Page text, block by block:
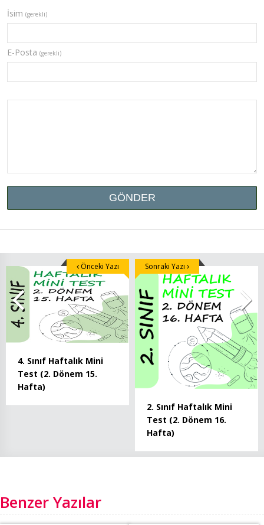
İsim (gerekli)
E-Posta (gerekli)
4. Sınıf Haftalık Mini
Test (2. Dönem 15.
Hafta)
Önceki Yazı
2. Sınıf Haftalık Mini
Test (2. Dönem 16.
Hafta)
Sonraki Yazı
Benzer Yazılar